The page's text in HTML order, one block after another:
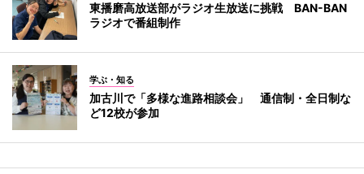
東播磨高放送部がラジオ生放送に挑戦 BAN-BAN
ラジオで番組制作
学ぶ・知る
加古川で「多様な進路相談会」 通信制・全日制な
ど12校が参加